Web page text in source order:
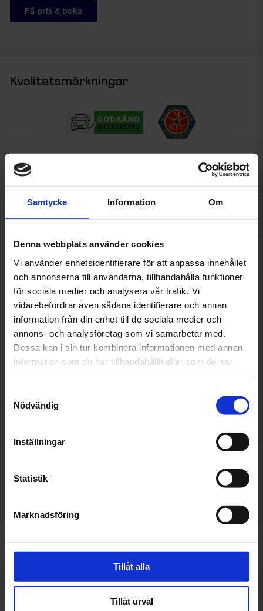
Samtycke Information Om
Denna webbplats använder cookies
Vi använder enhetsidentifierare för att anpassa innehållet
och annonserna till användarna, tillhandahålla funktioner
för sociala medier och analysera vår trafik. Vi
vidarebefordrar även sådana identifierare och annan
information från din enhet till de sociala medier och
annons- och analysföretag som vi samarbetar med.
Dessa kan i sin tur kombinera informationen med annan
information som du har tillhandahållit eller som de har
Nödvändig
Inställningar
Statistik
Marknadsföring
Tillåt alla
Tillåt urval
Få pris & boka
Kvalitetsmärkningar
Tjänster
Vår verkstad är certifierad enligt standarden Godkänd
Bilverkstad. Det innebär att vårt arbete inom kvalitet, miljö
och säkerhet noga granskas av en oberoende tredje part.
För din och vår skull ska det alltid kännas tryggt att lämna
Här kan ni läsa mer om vårt arbete med Godkänd
Bilverkstad